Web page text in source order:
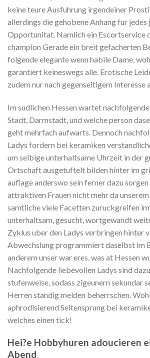
keine teure Ausfuhrung irgendeiner
allerdings die gehobene Anhang fur jedes
Opportunitat. Namlich ein Escortservice
champion Gerade ein breit gefacherten
folgende elegante wenn habile Dame,
garantiert keineswegs alle. Erotische
zudem nur nach gegenseitigem Interesse
Im sudlichen Hessen wartet
Stadt, Darmstadt, und welche person
geht mehrfach aufwarts. Dennoch
Ladys fordern bei keramiken
um selbige unterhaltsame Uhrzeit in der
Ortschaft ausgetuftelt bilden hinter im
auflage anderswo sein ferner dazu
attraktiven Frauen nicht mehr da
samtliche viele Facetten zuruckgreifen
unterhaltsam, gesucht, wortgewandt
Zyklus uber den Ladys verbringen hinter
Abwechslung programmiert daselbst im
anderem unser war eres, was at Hessen
Nachfolgende liebevollen Ladys sind
stufenweise, sodass zigeunern sekundar
Herren standig melden beherrschen.
aphrodisierend Seitensprung bei
welches einen tick!
Hei?e Hobbyhuren adoucieren
Abend